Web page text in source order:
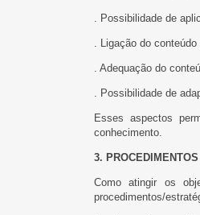
. Possibilidade de
. Ligação do
. Adequação do
. Possibilidade de
Esses aspectos
conhecimento.
3.
Como atingir os
procedimentos/